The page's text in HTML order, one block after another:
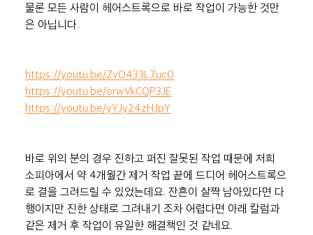
물론 모든 사람이 헤어스트록으로 바로 작업이 가능한 것만
은 아닙니다.
https://youtu.be/ZvO433L7uc0
https://youtu.be/orwVkCQP3JE
https://youtu.be/yYJy24zHJpY
바로 위의 분의 경우 진하고 퍼진 잘못된 작업 때문에 저희
소피아에서 약 4개월간 제거 작업 끝에 드디어 헤어스트록으
로 결을 그려드릴 수 있었는데요. 잔흔이 살짝 남아있다면 다
행이지만 진한 상태로 그려내기 조차 어렵다면 아래 칼럼과
같은 제거 후 작업이 유일한 해결책인 것 같네요.